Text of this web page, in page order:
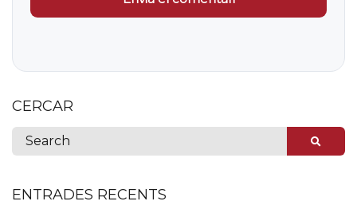
CERCAR
ENTRADES RECENTS